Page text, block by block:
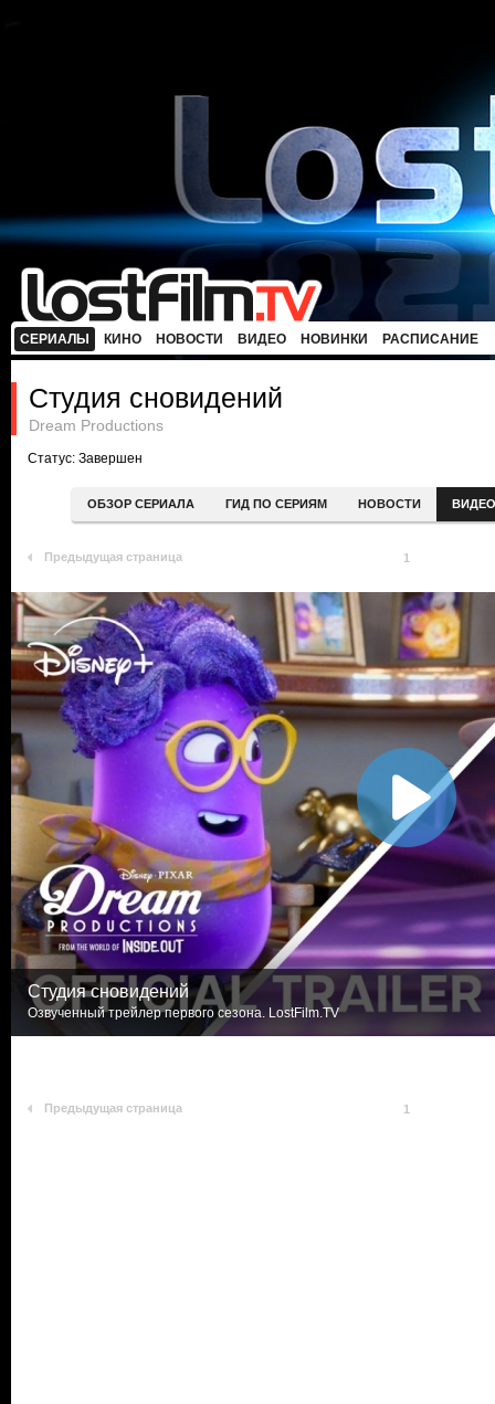
СЕРИАЛЫ КИНО НОВОСТИ ВИДЕО НОВИНКИ РАСПИСАНИЕ
Студия сновидений
Dream Productions
Статус: Завершен
ОБЗОР СЕРИАЛА ГИД ПО СЕРИЯМ НОВОСТИ ВИДЕО
Предыдущая страница 1
Студия сновидений
Озвученный трейлер первого сезона. LostFilm.TV
Предыдущая страница 1